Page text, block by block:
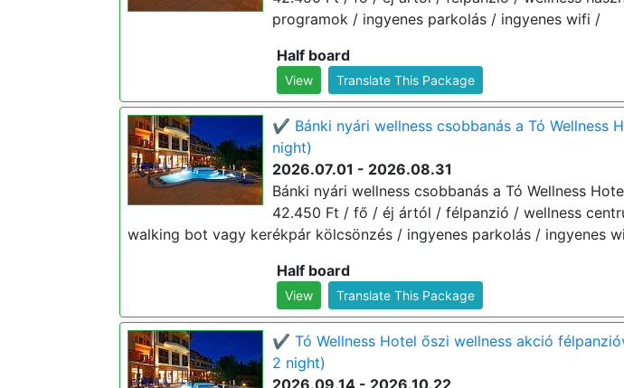
programok / ingyenes parkolás / ingyenes wifi /
Half board
View Translate This Package
✔️ Bánki nyári wellness csobbanás a Tó Wellness
night)
2026.07.01 - 2026.08.31
Bánki nyári wellness csobbanás a Tó Wellness
42.450 Ft / fő / éj ártól / félpanzió / wellness
walking bot vagy kerékpár kölcsönzés / ingyenes parkolás / ingyenes
Half board
View Translate This Package
✔️ Tó Wellness Hotel őszi wellness akció
2 night)
2026.09.14 - 2026.10.22